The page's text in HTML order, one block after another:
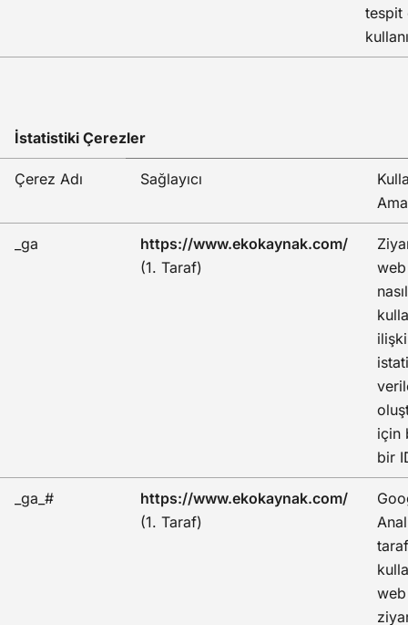
tespit
İstatistiki Çerezler
Çerez Adı Sağlayıcı
_ga
https://www.ekokaynak.com/
(1. Taraf)
nasıl
için
bir
_ga_#
https://www.ekokaynak.com/
(1. Taraf)